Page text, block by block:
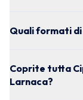
Quali formati
Coprite tutta
Larnaca?